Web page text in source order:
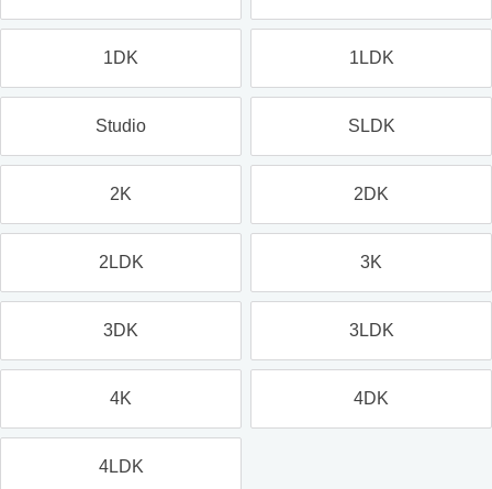
1DK 1LDK
Studio SLDK
2K 2DK
2LDK 3K
3DK 3LDK
4K 4DK
4LDK